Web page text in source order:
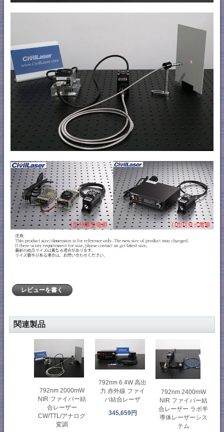
レビューを書く
関連製品
792nm 2000mW
NIR ファイバー結
合レーザー
CW/TTL/アナログ
変調
792nm 6.4W 高出
力 赤外線 ファイ
バ結合レーザ
345,659円
792nm 2400mW
NIR ファイバー結
合レーザー ラボ半
導体レーザーシス
テム